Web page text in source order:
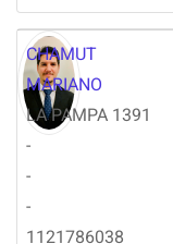
CHAMUT
MARIANO
LA PAMPA 1391
-
-
-
1121786038